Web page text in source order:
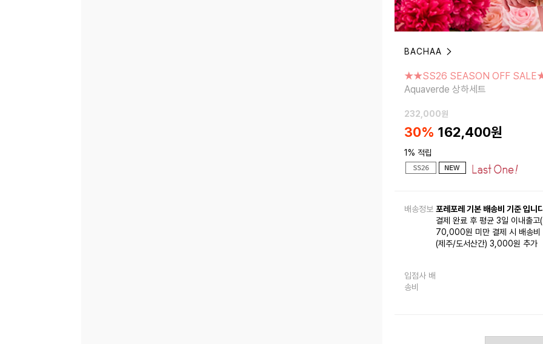
BACHAA
Aquaverde 상하세트
★★SS26 SEASON OFF
Aquaverde 상하세트
232,000원
30% 162,400원
1% 적립
배송정보 포레포레 기본 배송비 기준 입니
결제 완료 후 평균 3일 이내출고
70,000원 미만 결제 시 배송
(제주/도서산간) 3,000원 추가
입점사 배
송비